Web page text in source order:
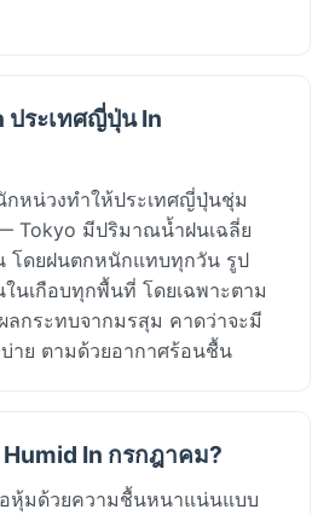
ประเทศญี่ปุ่น In
หน่วงทำให้ประเทศญี่ปุ่นชุ่ม
Tokyo มีปริมาณน้ำฝนเฉลี่ย
โดยฝนตกหนักแทบทุกวัน รูป
นเกือบทุกพื้นที่ โดยเฉพาะตาม
ลกระทบจากมรสุม คาดว่าจะมี
าย ตามด้วยอากาศร้อนชื้น
In กรกฎาคม?
หุ้มด้วยความชื้นหนาแน่นแบบ